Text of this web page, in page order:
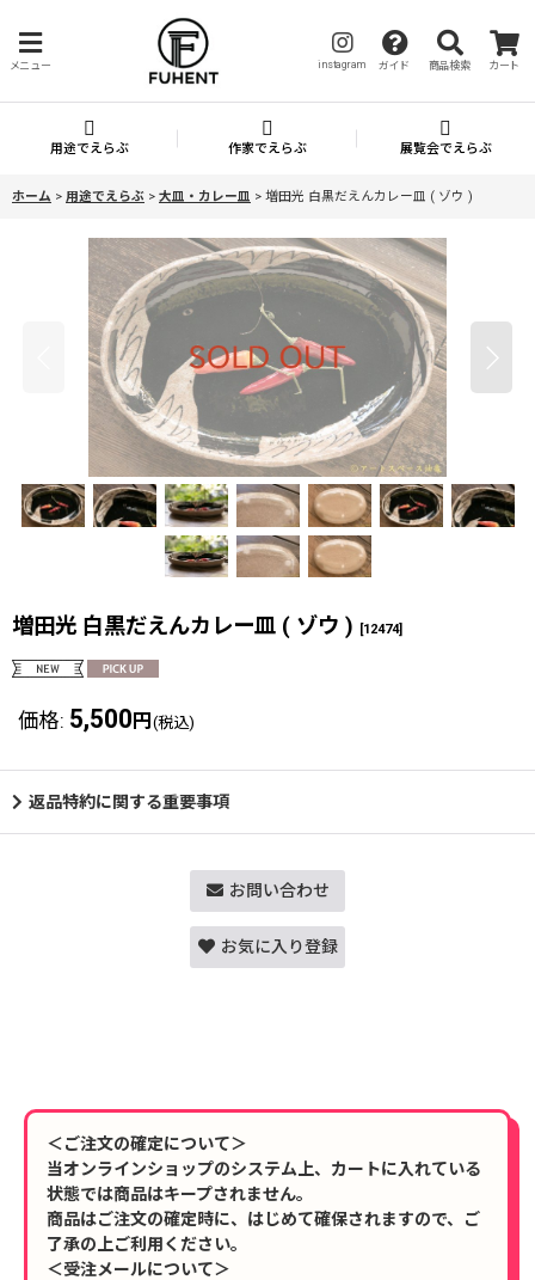
メニュー instagram ガイド 商品検索 カート
用途でえらぶ 作家でえらぶ 展覧会でえらぶ
ホーム > 用途でえらぶ > 大皿・カレー皿 > 増田光 白黒だえんカレー皿 ( ゾウ )
増田光 白黒だえんカレー皿 ( ゾウ ) [12474]
価格: 5,500 円 (税込)
返品特約に関する重要事項
お問い合わせ
お気に入り登録
＜ご注文の確定について＞
当オンラインショップのシステム上、カートに入れている
状態では商品はキープされません。
商品はご注文の確定時に、はじめて確保されますので、ご
了承の上ご利用ください。
＜受注メールについて＞